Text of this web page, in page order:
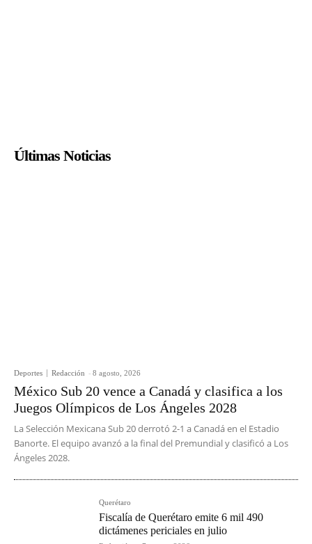
Últimas Noticias
Deportes Redacción - 8 agosto, 2026
México Sub 20 vence a Canadá y clasifica a los
Juegos Olímpicos de Los Ángeles 2028
La Selección Mexicana Sub 20 derrotó 2-1 a Canadá en el Estadio
Banorte. El equipo avanzó a la final del Premundial y clasificó a Los
Ángeles 2028.
Querétaro
Fiscalía de Querétaro emite 6 mil 490
dictámenes periciales en julio